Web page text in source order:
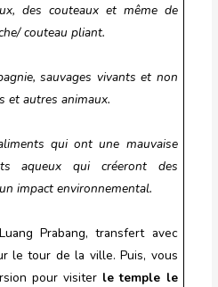
des couteaux et même de
couteau pliant.
sauvages vivants et non
et autres animaux.
qui ont une mauvaise
aqueux qui créeront des
impact environnemental.
Prabang, transfert avec
le tour de la ville. Puis, vous
pour visiter le temple le